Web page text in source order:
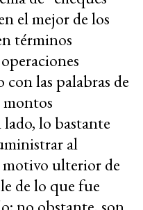
el mejor de los
términos
las palabras de
lo bastante
al
ulterior de
de lo que fue